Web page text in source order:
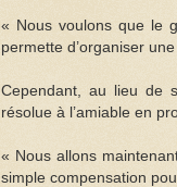
« Nous voulons que le
permette d’organiser
Cependant, au lieu de
résolue à l’amiable en
« Nous allons
simple compensation